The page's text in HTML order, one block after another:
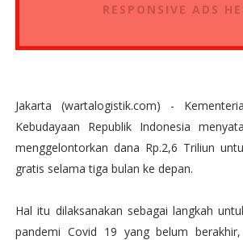
RESPONSIVE ADS
Jakarta (wartalogistik.com) -
Kebudayaan Republik Indonesia
menggelontorkan dana Rp.2,6 Triliun
gratis selama tiga bulan ke depan.
Hal itu dilaksanakan sebagai langkah
pandemi Covid 19 yang belum